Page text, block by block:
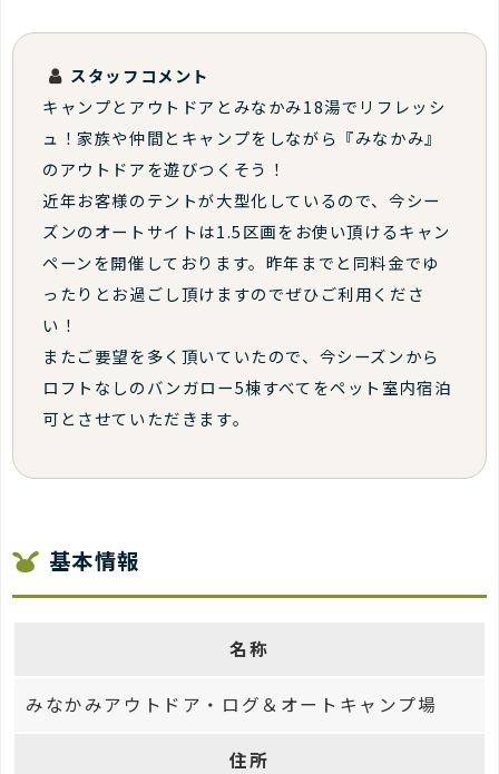
スタッフコメント
キャンプとアウトドアとみなかみ18湯でリフレッシ
ュ！家族や仲間とキャンプをしながら『みなかみ』
のアウトドアを遊びつくそう！
近年お客様のテントが大型化しているので、今シー
ズンのオートサイトは1.5区画をお使い頂けるキャン
ペーンを開催しております。昨年までと同料金でゆ
ったりとお過ごし頂けますのでぜひご利用くださ
い！
またご要望を多く頂いていたので、今シーズンから
ロフトなしのバンガロー5棟すべてをペット室内宿泊
可とさせていただきます。
基本情報
名称
みなかみアウトドア・ログ＆オートキャンプ場
住所